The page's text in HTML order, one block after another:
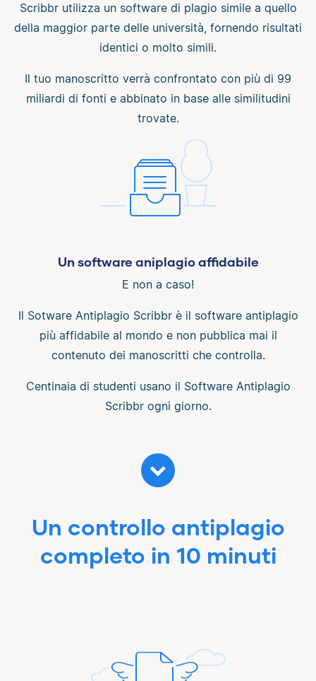
Scribbr utilizza un software di plagio simile a quello
della maggior parte delle università, fornendo risultati
identici o molto simili.
Il tuo manoscritto verrà confrontato con più di 99
miliardi di fonti e abbinato in base alle similitudini
trovate.
Un software aniplagio affidabile
E non a caso!
Il Sotware Antiplagio Scribbr è il software antiplagio
più affidabile al mondo e non pubblica mai il
contenuto dei manoscritti che controlla.
Centinaia di studenti usano il Software Antiplagio
Scribbr ogni giorno.
Un controllo antiplagio
completo in 10 minuti